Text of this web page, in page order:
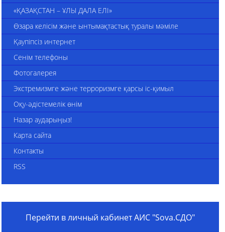
«ҚАЗАҚСТАН – ҰЛЫ ДАЛА ЕЛІ»
Өзара келісім және ынтымақтастық туралы мәміле
Қаупіпсіз интернет
Сенім телефоны
Фотогалерея
Экстремизмге және терроризмге қарсы іс-қимыл
Оқу-әдістемелік өнім
Назар аударыңыз!
Карта сайта
Контакты
RSS
Перейти в личный кабинет АИС "Sova.СДО"